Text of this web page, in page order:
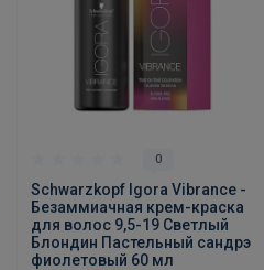
0
Schwarzkopf Igora Vibrance -
Безаммиачная крем-краска
для волос 9,5-19 Светлый
Блондин Пастельный сандрэ
фиолетовый 60 мл